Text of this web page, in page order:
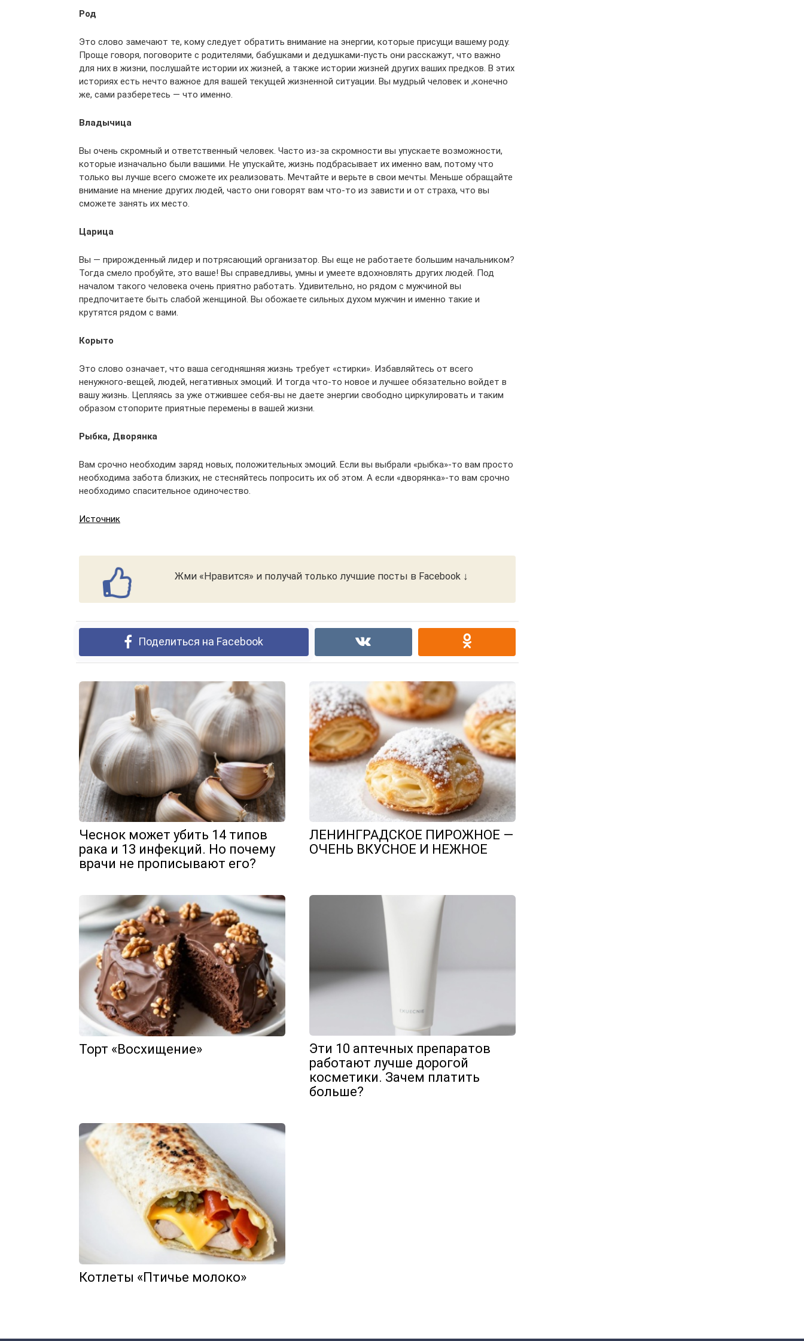
Род
Это слово замечают те, кому следует обратить внимание на энергии, которые присущи вашему роду.
Проще говоря, поговорите с родителями, бабушками и дедушками-пусть они расскажут, что важно
для них в жизни, послушайте истории их жизней, а также истории жизней других ваших предков. В этих
историях есть нечто важное для вашей текущей жизненной ситуации. Вы мудрый человек и ,конечно
же, сами разберетесь — что именно.
Владычица
Вы очень скромный и ответственный человек. Часто из-за скромности вы упускаете возможности,
которые изначально были вашими. Не упускайте, жизнь подбрасывает их именно вам, потому что
только вы лучше всего сможете их реализовать. Мечтайте и верьте в свои мечты. Меньше обращайте
внимание на мнение других людей, часто они говорят вам что-то из зависти и от страха, что вы
сможете занять их место.
Царица
Вы — прирожденный лидер и потрясающий организатор. Вы еще не работаете большим начальником?
Тогда смело пробуйте, это ваше! Вы справедливы, умны и умеете вдохновлять других людей. Под
началом такого человека очень приятно работать. Удивительно, но рядом с мужчиной вы
предпочитаете быть слабой женщиной. Вы обожаете сильных духом мужчин и именно такие и
крутятся рядом с вами.
Корыто
Это слово означает, что ваша сегодняшняя жизнь требует «стирки». Избавляйтесь от всего
ненужного-вещей, людей, негативных эмоций. И тогда что-то новое и лучшее обязательно войдет в
вашу жизнь. Цепляясь за уже отжившее себя-вы не даете энергии свободно циркулировать и таким
образом стопорите приятные перемены в вашей жизни.
Рыбка, Дворянка
Вам срочно необходим заряд новых, положительных эмоций. Если вы выбрали «рыбка»-то вам просто
необходима забота близких, не стесняйтесь попросить их об этом. А если «дворянка»-то вам срочно
необходимо спасительное одиночество.
Источник
Жми «Нравится» и получай только лучшие посты в Facebook ↓
Поделиться на Facebook
Чеснок может убить 14 типов
рака и 13 инфекций. Но почему
врачи не прописывают его?
ЛЕНИНГРАДСКОЕ ПИРОЖНОЕ —
ОЧЕНЬ ВКУСНОЕ И НЕЖНОЕ
Торт «Восхищение»
Эти 10 аптечных препаратов
работают лучше дорогой
косметики. Зачем платить
больше?
Котлеты «Птичье молоко»